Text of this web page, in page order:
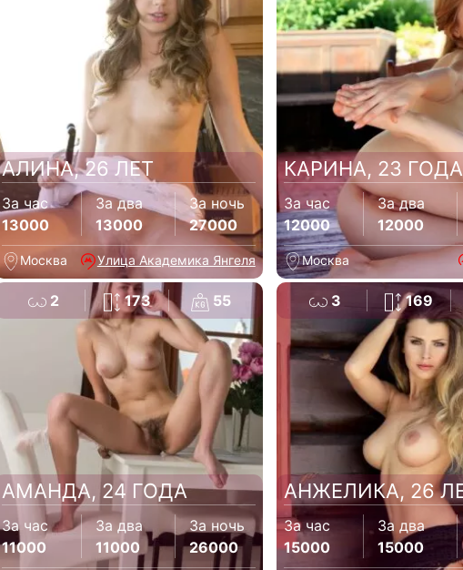
АЛИНА, 26 ЛЕТ
За час
13000
За два
13000
За ночь
27000
Москва Улица Академика Янгеля
КАРИНА, 23 ГОДА
За час
12000
За два
12000
Москва
2 173 55
АМАНДА, 24 ГОДА
За час
11000
За два
11000
За ночь
26000
3 169
АНЖЕЛИКА, 26
За час
15000
За два
15000